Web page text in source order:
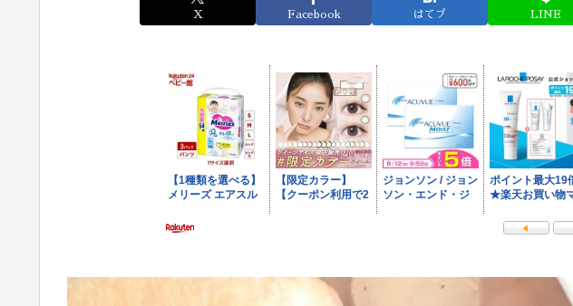
X Facebook はてブ LINE